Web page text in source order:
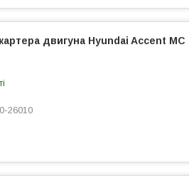
двигуна Hyundai Accent МС
26010